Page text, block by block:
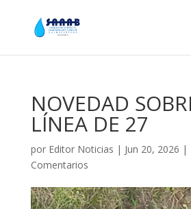
NOVEDAD
LÍNEA DE 27
por Editor Noticias | Jun 20, 2026 |
Comentarios